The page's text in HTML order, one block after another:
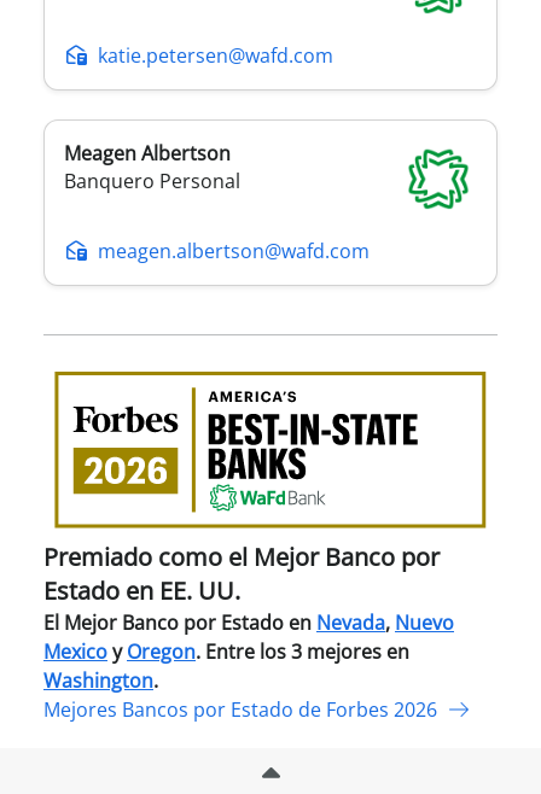
katie.petersen@wafd.com
MeagenAlbertson
Banquero Personal
meagen.albertson@wafd.com
Premiado como el Mejor Banco por
Estado en EE. UU.
El Mejor Banco por Estado en Nevada, Nuevo
Mexicoy Oregon. Entre los 3 mejores en
Washington.
Mejores Bancos por Estado de Forbes 2026